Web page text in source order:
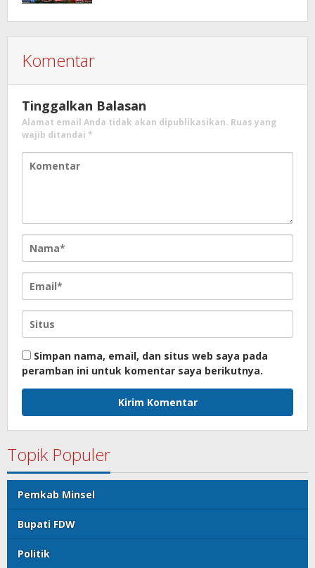
Komentar
Tinggalkan Balasan
Alamat email Anda tidak akan dipublikasikan. Ruas yang
wajib ditandai *
Simpan nama, email, dan situs web saya pada
peramban ini untuk komentar saya berikutnya.
Topik Populer
Pemkab Minsel
Bupati FDW
Politik